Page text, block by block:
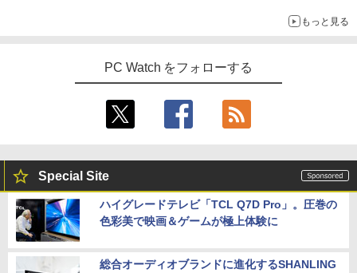
もっと見る
PC Watch をフォローする
Special Site
ハイグレードテレビ「TCL Q7D Pro」。圧巻の
色彩美で映画＆ゲームが極上体験に
総合オーディオブランドに進化するSHANLING